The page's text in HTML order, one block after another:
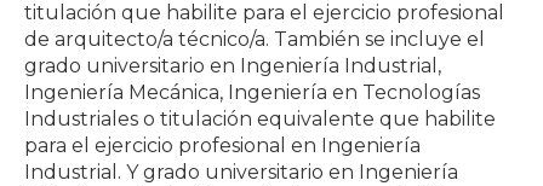
titulación que habilite para el ejercicio profesional
de arquitecto/a técnico/a. También se incluye el
grado universitario en Ingeniería Industrial,
Ingeniería Mecánica, Ingeniería en Tecnologías
Industriales o titulación equivalente que habilite
para el ejercicio profesional en Ingeniería
Industrial. Y grado universitario en Ingeniería